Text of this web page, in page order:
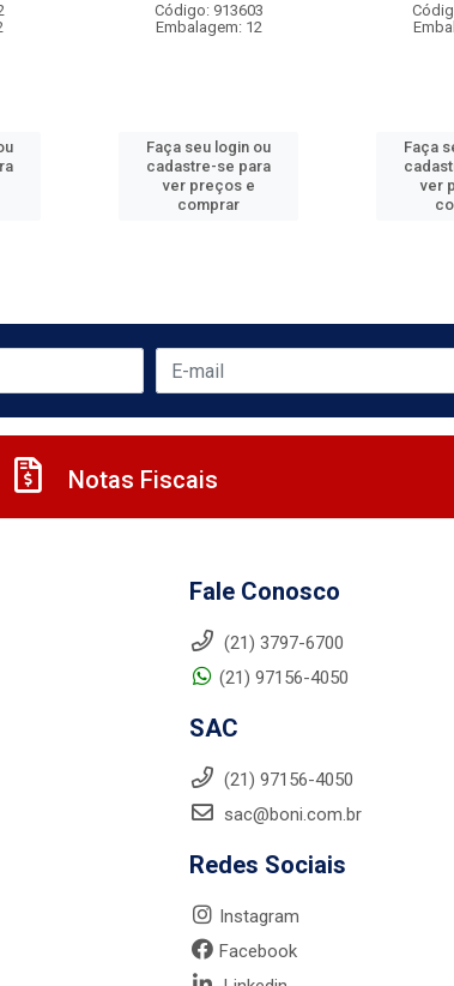
Código: 913603
Embalagem: 12
Faça seu login ou
cadastre-se para
ver preços e
comprar
Faça
ver
Notas Fiscais
Fale Conosco
(21) 3797-6700
(21) 97156-4050
SAC
(21) 97156-4050
sac@boni.com.br
Redes Sociais
Instagram
Facebook